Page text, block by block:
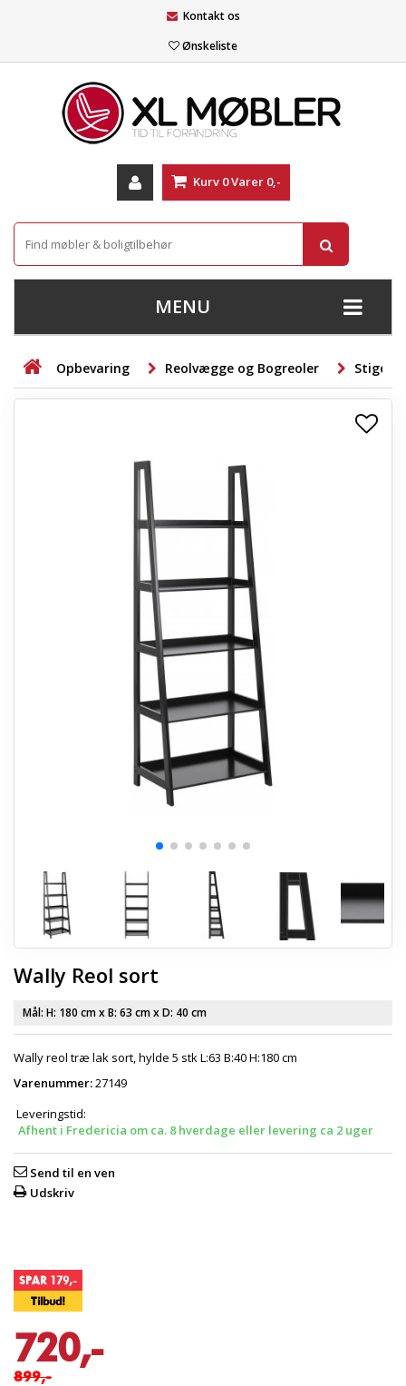
Kontakt os
Ønskeliste
Kurv 0Varer 0,-
MENU
+
STUE
+
Opbevaring Reolvægge og Bogreoler
Wally Reol sort
Mål: H: 180 cmx B: 63 cmx D: 40 cm
Wally reol træ lak sort, hylde 5 stk L:63 B:40 H:180 cm
Varenummer:27149
Leveringstid:
Afhent i Fredericia om ca. 8 hverdage eller levering ca 2 uger
Send til en ven
Udskriv
SPAR 179,-
Tilbud!
720,-
899,-